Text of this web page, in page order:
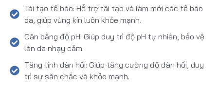
Tái tạo tế bào: Hỗ trợ tái tạo và làm mới các tế bào
da, giúp vùng kín luôn khỏe mạnh.
Cân bằng độ pH: Giúp duy trì độ pH tự nhiên, bảo vệ
làn da nhạy cảm.
Tăng tính đàn hồi: Giúp tăng cường độ đàn hồi, duy
trì sự săn chắc và khỏe mạnh.